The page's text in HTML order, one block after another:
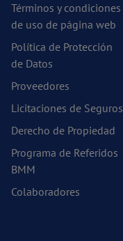
Términos y condiciones
de uso de página web
Política de Protección
de Datos
Proveedores
Licitaciones de Seguros
Derecho de Propiedad
Programa de Referidos
BMM
Colaboradores